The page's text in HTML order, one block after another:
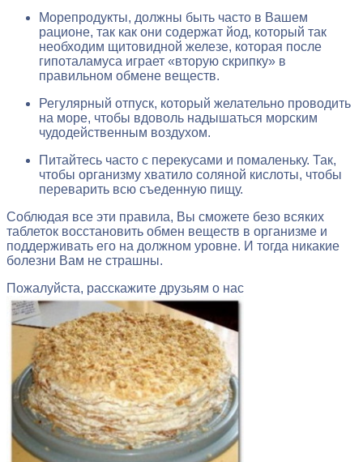
Морепродукты, должны быть часто в Вашем
рационе, так как они содержат йод, который так
необходим щитовидной железе, которая после
гипоталамуса играет «вторую скрипку» в
правильном обмене веществ.
Регулярный отпуск, который желательно проводить
на море, чтобы вдоволь надышаться морским
чудодейственным воздухом.
Питайтесь часто с перекусами и помаленьку. Так,
чтобы организму хватило соляной кислоты, чтобы
переварить всю съеденную пищу.
Соблюдая все эти правила, Вы сможете безо всяких
таблеток восстановить обмен веществ в организме и
поддерживать его на должном уровне. И тогда никакие
болезни Вам не страшны.
Пожалуйста, расскажите друзьям о нас